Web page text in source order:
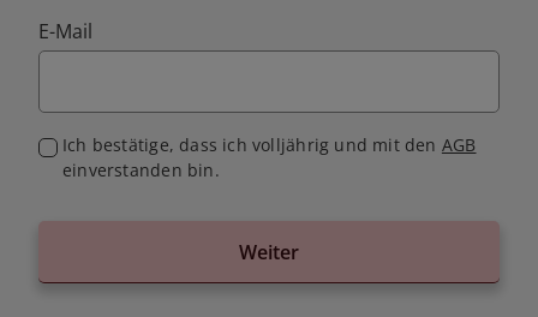
E-Mail
Ich bestätige, dass ich volljährig und mit den AGB
einverstanden bin.
Weiter